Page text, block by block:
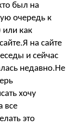
был на
очередь к
или как
на сайте
и сейчас
недавно.Не
хочу
все
это